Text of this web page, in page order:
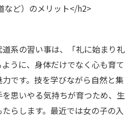
など）のメリット</h2>
系の習い事は、「礼に始まり礼
うに、身体だけでなく心も育て
です。技を学びながら自然と集
思いやる気持ちが育つため、生
らします。最近では女の子の入